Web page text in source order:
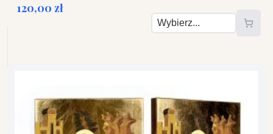
120,00 zł